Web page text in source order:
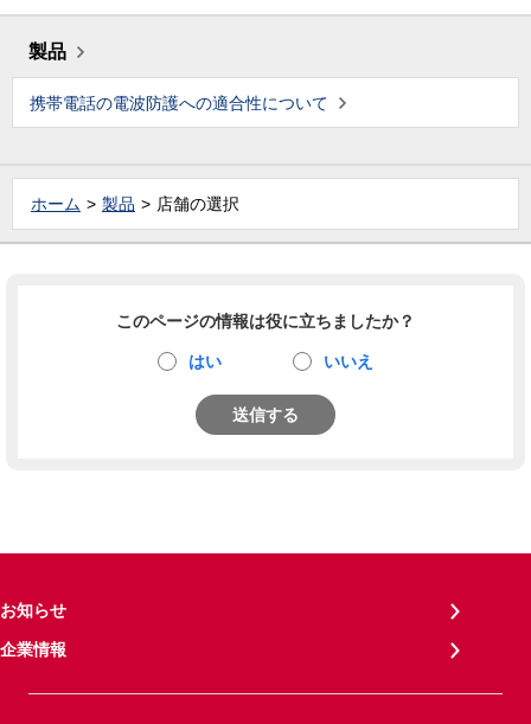
製品
携帯電話の電波防護への適合性について
ホーム 製品 店舗の選択
このページの情報は役に立ちましたか？
はい いいえ
送信する
お知らせ
企業情報